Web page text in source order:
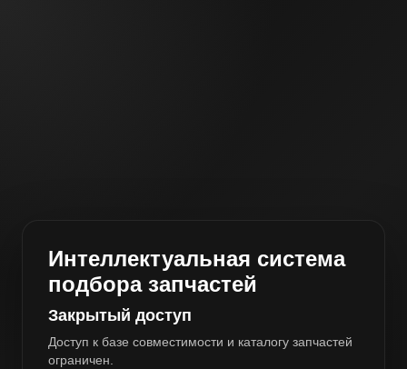
Интеллектуальная система
подбора запчастей
Закрытый доступ
Доступ к базе совместимости и каталогу запчастей
ограничен.